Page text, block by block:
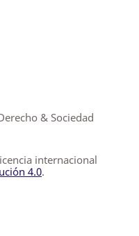
& Sociedad
internacional
4.0.